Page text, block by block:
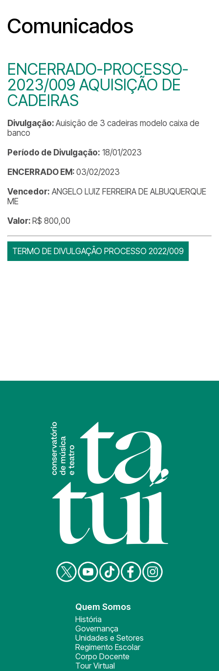
Comunicados
ENCERRADO-PROCESSO-
2023/009 AQUISIÇÃO DE
CADEIRAS
Divulgação: Auisição de 3 cadeiras modelo caixa de
banco
Período de Divulgação: 18/01/2023
ENCERRADO EM: 03/02/2023
Vencedor: ANGELO LUIZ FERREIRA DE ALBUQUERQUE
ME
Valor: R$ 800,00
TERMO DE DIVULGAÇÃO PROCESSO 2022/009
Quem Somos
História
Governança
Unidades e Setores
Regimento Escolar
Corpo Docente
Tour Virtual